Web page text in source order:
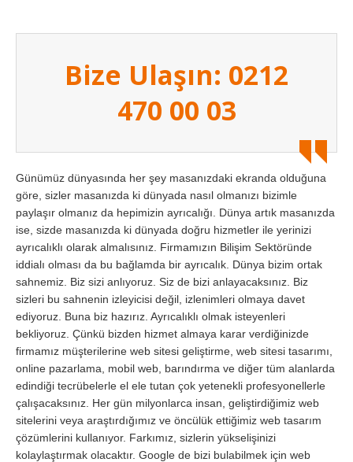
Bize Ulaşın: 0212
470 00 03
Günümüz dünyasında her şey masanızdaki ekranda olduğuna
göre, sizler masanızda ki dünyada nasıl olmanızı bizimle
paylaşır olmanız da hepimizin ayrıcalığı. Dünya artık masanızda
ise, sizde masanızda ki dünyada doğru hizmetler ile yerinizi
ayrıcalıklı olarak almalısınız. Firmamızın Bilişim Sektöründe
iddialı olması da bu bağlamda bir ayrıcalık. Dünya bizim ortak
sahnemiz. Biz sizi anlıyoruz. Siz de bizi anlayacaksınız. Biz
sizleri bu sahnenin izleyicisi değil, izlenimleri olmaya davet
ediyoruz. Buna biz hazırız. Ayrıcalıklı olmak isteyenleri
bekliyoruz. Çünkü bizden hizmet almaya karar verdiğinizde
firmamız müşterilerine web sitesi geliştirme, web sitesi tasarımı,
online pazarlama, mobil web, barındırma ve diğer tüm alanlarda
edindiği tecrübelerle el ele tutan çok yetenekli profesyonellerle
çalışacaksınız. Her gün milyonlarca insan, geliştirdiğimiz web
sitelerini veya araştırdığımız ve öncülük ettiğimiz web tasarım
çözümlerini kullanıyor. Farkımız, sizlerin yükselişinizi
kolaylaştırmak olacaktır. Google de bizi bulabilmek için web